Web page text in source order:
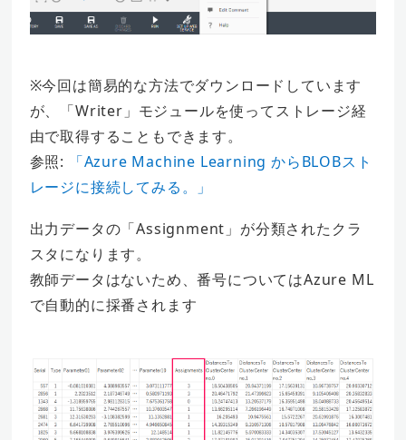
※今回は簡易的な方法でダウンロードしています
が、「Writer」モジュールを使ってストレージ経
由で取得することもできます。
参照:
「Azure Machine Learning からBLOBスト
レージに接続してみる。」
出力データの「Assignment」が分類されたクラ
スタになります。
教師データはないため、番号についてはAzure ML
で自動的に採番されます